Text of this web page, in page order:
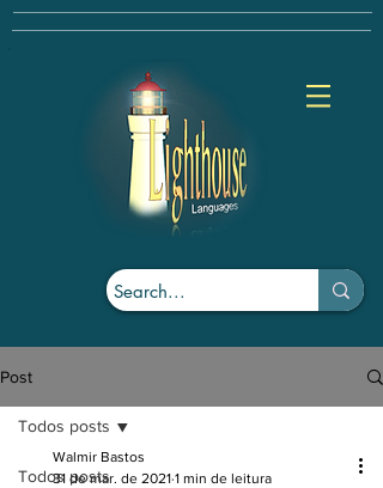
Post
Todos posts
Todos posts
Walmir Bastos
31 de mar. de 2021 1 min de leitura